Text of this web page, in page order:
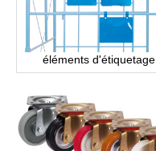
éléments d'étiquetage